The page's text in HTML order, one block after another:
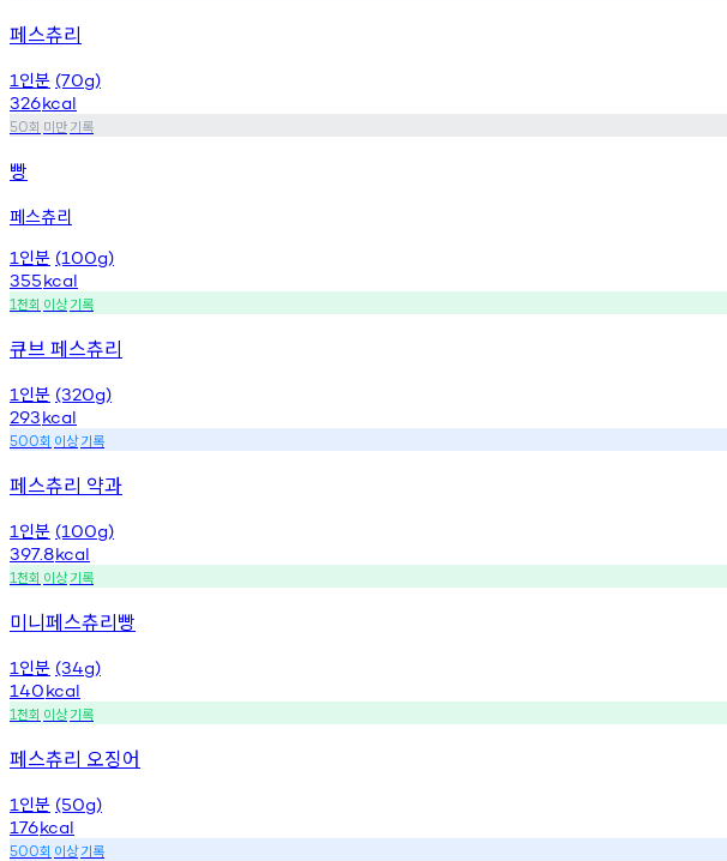
페스츄리
1 인분 (70g)
326kcal
50회 미만기록
빵
페스츄리
1 인분 (100g)
355kcal
1천회 이상기록
큐브 페스츄리
1 인분 (320g)
293kcal
500회 이상기록
페스츄리 약과
1 인분 (100g)
397.8kcal
1천회 이상기록
미니페스츄리빵
1 인분 (34g)
140kcal
1천회 이상기록
페스츄리 오징어
1 인분 (50g)
176kcal
500회 이상기록